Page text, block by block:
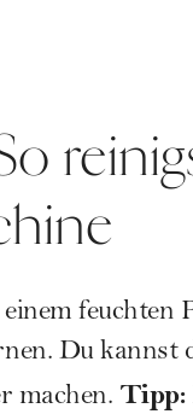
feuchten
Du kannst
machen. Tipp: